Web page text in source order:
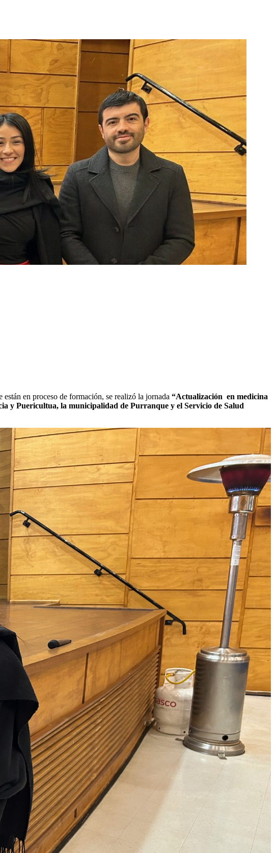
en proceso de formación, se realizó la jornada “Actualización en medicina
y Puericultua, la municipalidad de Purranque y el Servicio de Salud